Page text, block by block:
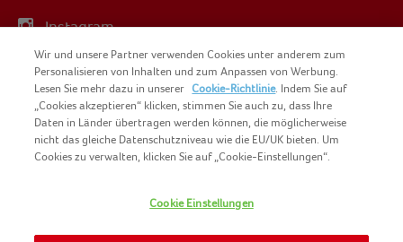
Instagram
YouTube
SITEMAP
KONTAKT
Wir und unsere Partner verwenden Cookies unter anderem zum
Personalisieren von Inhalten und zum Anpassen von Werbung.
Lesen Sie mehr dazu in unserer Cookie-Richtlinie. Indem Sie auf
„Cookies akzeptieren“ klicken, stimmen Sie auch zu, dass Ihre
Daten in Länder übertragen werden können, die möglicherweise
nicht das gleiche Datenschutzniveau wie die EU/UK bieten. Um
Cookies zu verwalten, klicken Sie auf „Cookie-Einstellungen“.
Cookie Einstellungen